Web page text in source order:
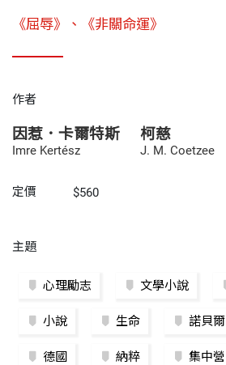
《屈辱》、《非關命運》
作者
因惹．卡爾特斯
Imre Kertész
柯慈
J. M. Coetzee
定價 $560
主題
心理勵志 文學小說
小說 生命 諾貝爾
德國 納粹 集中營